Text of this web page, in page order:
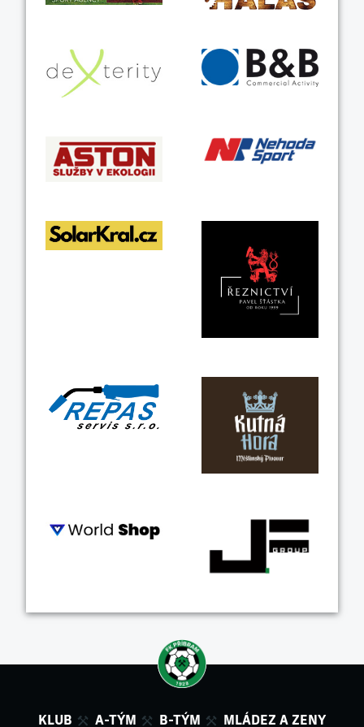
KLUB A-TÝM B-TÝM MLÁDEZ A ZENY